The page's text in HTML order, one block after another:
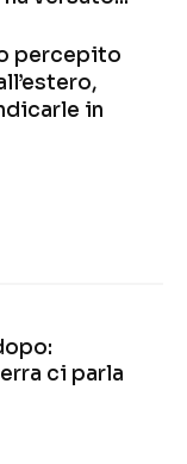
percepito
in
ci parla